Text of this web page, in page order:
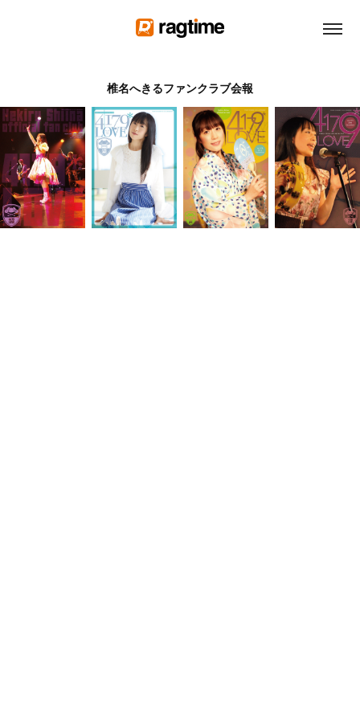
椎名へきるファンクラブ会報